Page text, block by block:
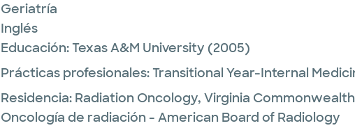
Geriatría
Inglés
Educación:Texas A&M University (2005)
Prácticas profesionales:Transitional Year-Internal
Residencia: Radiation Oncology, Virginia
Oncología de radiación - American Board of Radiology